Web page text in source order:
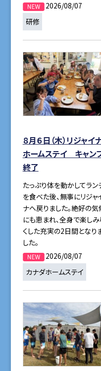
2026/08/07
研修
８月６日（木）リジャイ
ホームステイ キャン
終了
たっぷり体を動かしてラン
を食べた後、無事にリジャ
ナへ戻りました。絶好の気
にも恵まれ、全身で楽し
くした充実の2日間となり
した。
2026/08/07
カナダホームステイ